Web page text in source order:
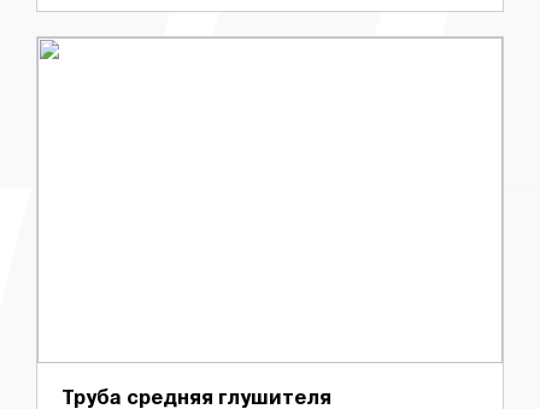
Труба средняя глушителя